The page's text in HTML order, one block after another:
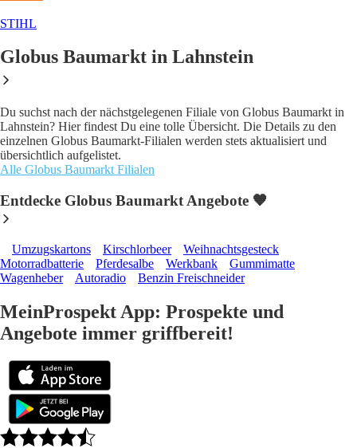
STIHL
Globus Baumarkt in Lahnstein
Du suchst nach der nächstgelegenen Filiale von Globus Baumarkt in
Lahnstein? Hier findest Du eine tolle Übersicht. Die Details zu den
einzelnen Globus Baumarkt-Filialen werden stets aktualisiert und
übersichtlich aufgelistet.
Alle Globus Baumarkt Filialen
Entdecke Globus Baumarkt Angebote 🧡
Umzugskartons Kirschlorbeer
Weihnachtsgesteck
Motorradbatterie
Pferdesalbe Werkbank
Gummimatte
Wagenheber
Autoradio Benzin Freischneider
MeinProspekt App: Prospekte und
Angebote immer griffbereit!